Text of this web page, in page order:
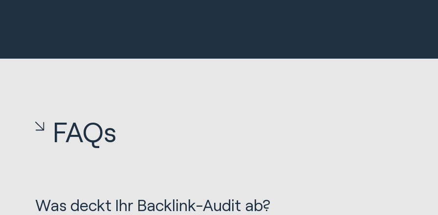
FAQs
Was deckt Ihr Backlink-Audit ab?